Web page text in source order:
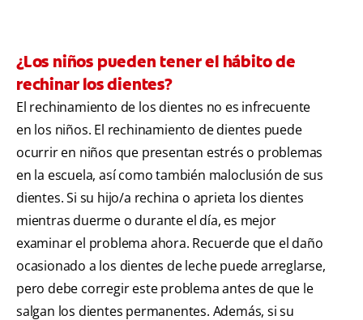
¿Los niños pueden tener el hábito de
rechinar los dientes?
El rechinamiento de los dientes no es infrecuente
en los niños. El rechinamiento de dientes puede
ocurrir en niños que presentan estrés o problemas
en la escuela, así como también maloclusión de sus
dientes. Si su hijo/a rechina o aprieta los dientes
mientras duerme o durante el día, es mejor
examinar el problema ahora. Recuerde que el daño
ocasionado a los dientes de leche puede arreglarse,
pero debe corregir este problema antes de que le
salgan los dientes permanentes. Además, si su